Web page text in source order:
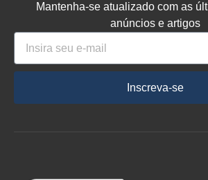
Mantenha-se atualizado com as
anúncios e artigos
Inscreva-se